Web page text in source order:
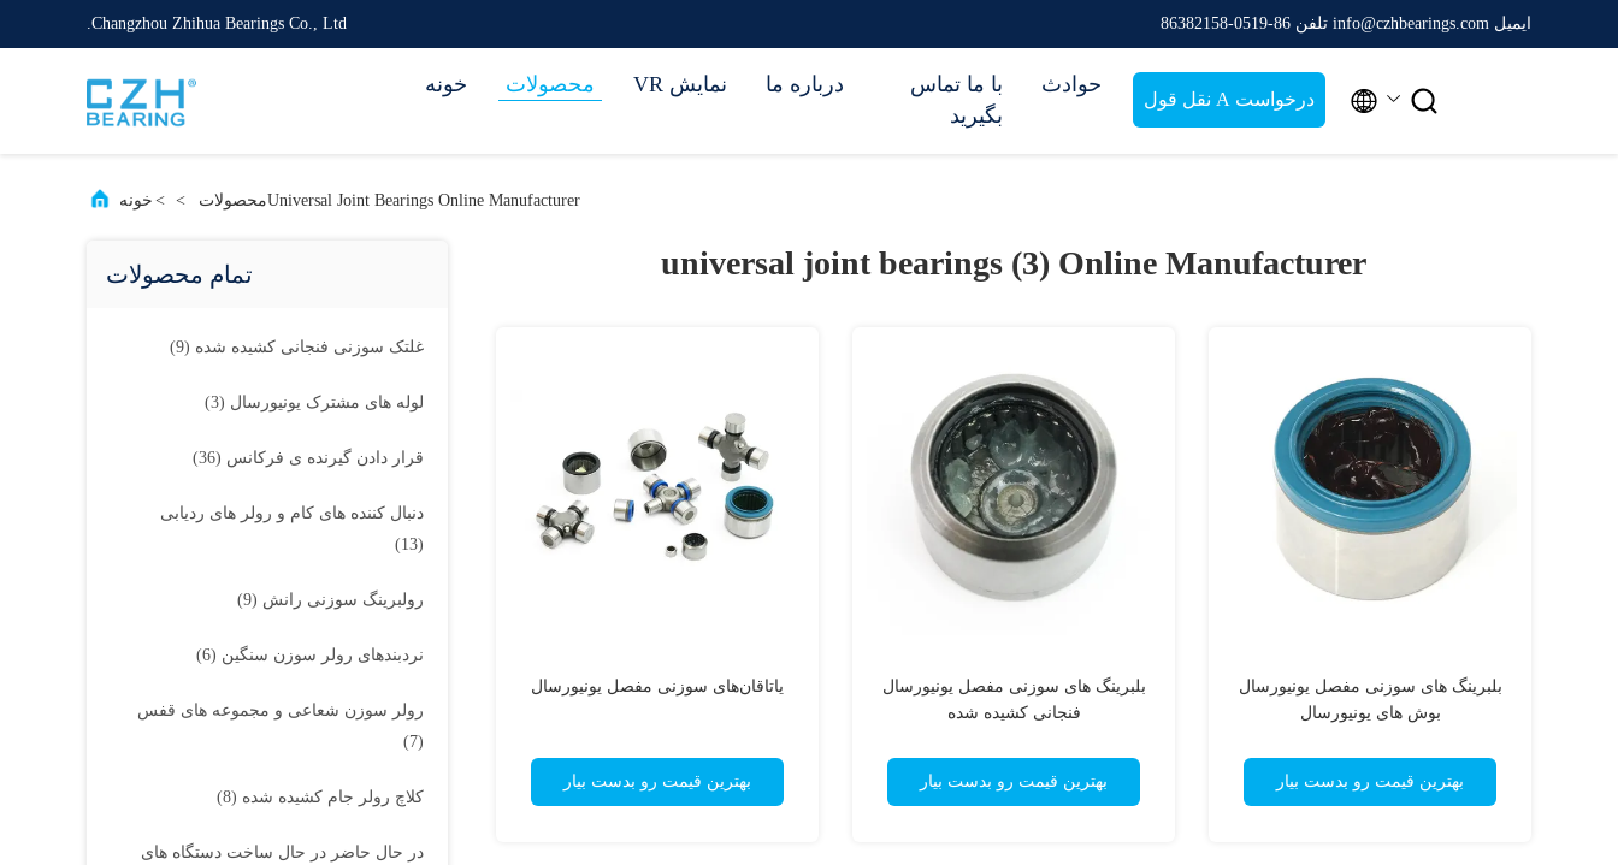
Changzhou Zhihua Bearings Co., Ltd. ایمیل info@czhbearings.com تلفن 86-0519-86382158
خونه محصولات نمایش VR درباره ما
با ما تماس
بگیرید
حوادث
درخواست A نقل قول  
خونه > محصولات > Universal Joint Bearings Online Manufacturer
تمام محصولات
غلتک سوزنی فنجانی کشیده شده (9)
لوله های مشترک یونیورسال (3)
قرار دادن گیرنده ی فرکانس (36)
دنبال کننده های کام و رولر های ردیابی
(13)
رولبرینگ سوزنی رانش (9)
نردبندهای رولر سوزن سنگین (6)
رولر سوزن شعاعی و مجموعه های قفس
(7)
کلاچ رولر جام کشیده شده (8)
در حال حاضر در حال ساخت دستگاه های
universal joint bearings (3) Online Manufacturer
یاتاقان‌های سوزنی مفصل یونیورسال
بهترین قیمت رو بدست بیار
بلبرینگ های سوزنی مفصل یونیورسال
فنجانی کشیده شده
بهترین قیمت رو بدست بیار
بلبرینگ های سوزنی مفصل یونیورسال
بوش های یونیورسال
بهترین قیمت رو بدست بیار